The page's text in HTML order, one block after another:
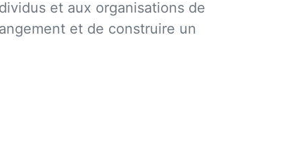
et aux organisations de
et de construire un